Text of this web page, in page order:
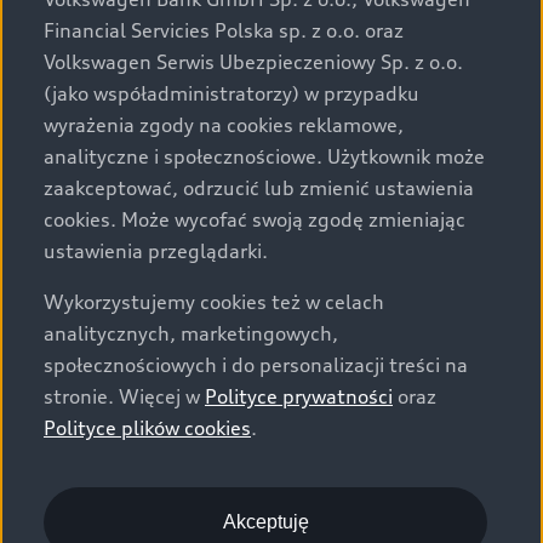
za dopłatą. Wiążące ustalenie ceny, wyposażenia i
specyfikacji pojazdu następują w umowie sprzedaży, a
określenie parametrów technicznych zawiera
świadectwo homologacji typu pojazdu. Zastrzegamy
sobie prawo do zmian i pomyłek. Wszelkie informacje
prezentowane na stronie są aktualne na dzień ich
zamieszczania. W celu uzyskania najnowszych
informacji prosimy kontaktować się z Partnerem Marki
Audi.
Wszystkie produkowane obecnie samochody marki Audi
są wykonywane z materiałów spełniających pod
względem możliwości odzysku i recyklingu wymagania
określone w normie ISO 22628 i są zgodne z
europejskimi świadectwami homologacji wydanymi wg
o.o. podlega obowiązkowi zapewnienia wszystkim
użytkownikom samochodów marki Volkswagen sieci
Financial Servicies Polska sp. z o.o. oraz
Volkswagen Serwis Ubezpieczeniowy Sp. z o.o.
(jako współadministratorzy) w przypadku
wyrażenia zgody na cookies reklamowe,
analityczne i społecznościowe. Użytkownik może
zaakceptować, odrzucić lub zmienić ustawienia
cookies. Może wycofać swoją zgodę zmieniając
ustawienia przeglądarki.
Wykorzystujemy cookies też w celach
analitycznych, marketingowych,
społecznościowych i do personalizacji treści na
stronie. Więcej w Polityce prywatności oraz
Polityce plików cookies.
Akceptuję